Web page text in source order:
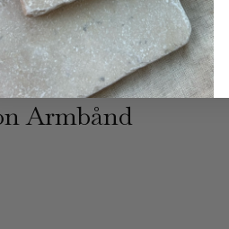
Armbånd